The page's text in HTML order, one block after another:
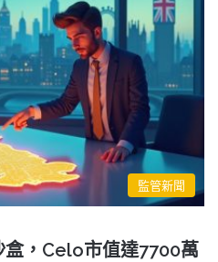
監管新聞
盒，Celo市值達7700萬